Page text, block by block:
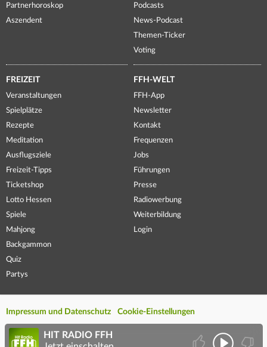
Partnerhoroskop
Aszendent
Podcasts
News-Podcast
Themen-Ticker
Voting
FREIZEIT
Veranstaltungen
Spielplätze
Rezepte
Meditation
Ausflugsziele
Freizeit-Tipps
Ticketshop
Lotto Hessen
Spiele
Mahjong
Backgammon
Quiz
Partys
FFH-WELT
FFH-App
Newsletter
Kontakt
Frequenzen
Jobs
Führungen
Presse
Radiowerbung
Weiterbildung
Login
Impressum und Datenschutz Cookie-Einstellungen
HIT RADIO FFH